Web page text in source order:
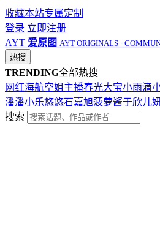
收藏本站专属定制
登录 立即注册
AYT 爱原图 AYT ORIGINALS ·
热搜
TRENDING全部热搜
网红海航空姐 主播春光大宝小雨滴
潘潘小乐悠悠石嘉旭菠萝酱于欣儿
搜索